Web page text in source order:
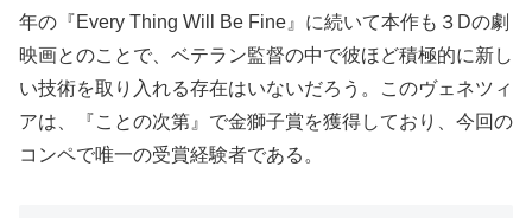
年の『Every Thing Will Be Fine』に続いて本作も３Dの劇
映画とのことで、ベテラン監督の中で彼ほど積極的に新し
い技術を取り入れる存在はいないだろう。このヴェネツィ
アは、『ことの次第』で金獅子賞を獲得しており、今回の
コンペで唯一の受賞経験者である。